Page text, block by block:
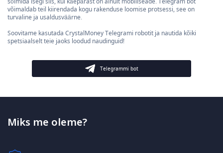
võimaldab teil kiirendada kogu rakenduse loomise protsessi, see on
turvaline ja usaldusväärne.
Soovitame kasutada CrystalMoney Telegrami robotit ja nautida kõiki
spetsiaalselt teie jaoks loodud naudinguid!
Telegrammi bot
Miks me oleme?